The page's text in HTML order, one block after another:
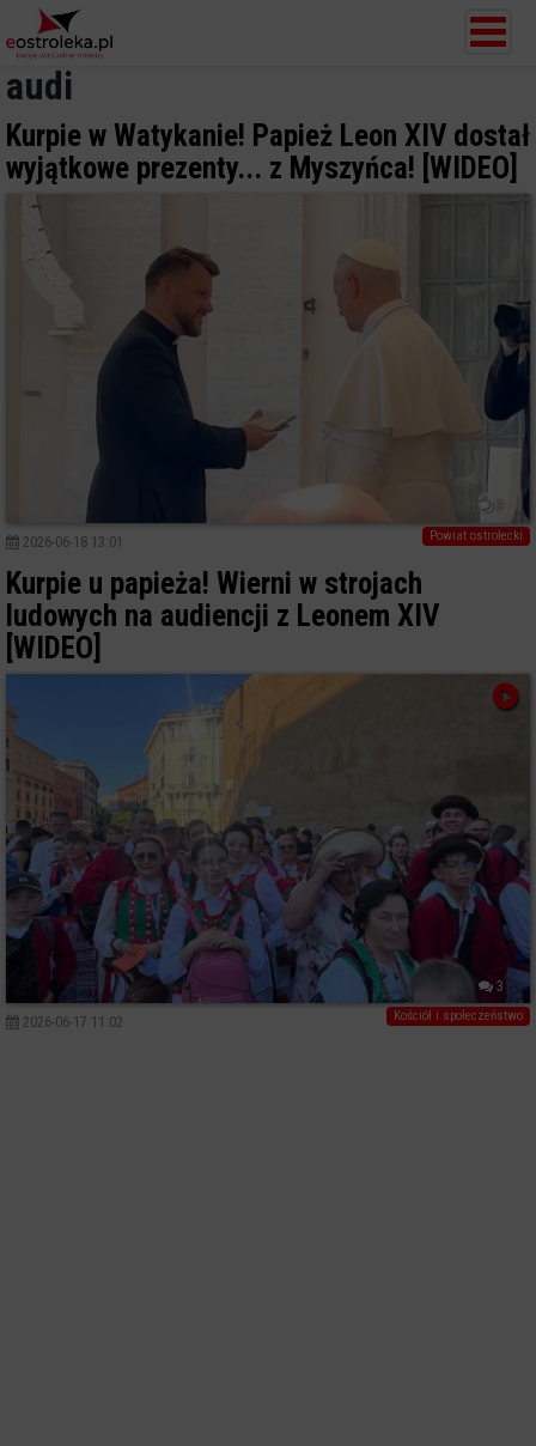
audi
Kurpie w Watykanie! Papież Leon XIV dostał
wyjątkowe prezenty... z Myszyńca! [WIDEO]
3
Powiat ostrołecki
2026-06-18 13:01
Kurpie u papieża! Wierni w strojach
ludowych na audiencji z Leonem XIV
[WIDEO]
3
Kościół i społeczeństwo
2026-06-17 11:02